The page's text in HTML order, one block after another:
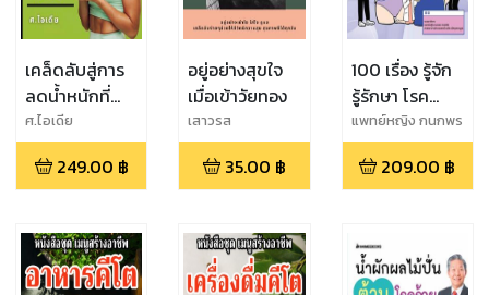
เคล็ดลับสู่การ
ลดน้ำหนักที่
ยั่งยืน
ศ.ไอเดีย
249.00 ฿
อยู่อย่างสุขใจ
เมื่อเข้าวัยทอง
เสาวรส
35.00 ฿
100 เรื่อง รู้จัก
รู้รักษา โรค
มะเร็งอวัยวะ
สืบพันธุ์และทาง
เดินปัสสาวะ
แพทย์หญิง กนกพร
ทอง
เลิศ,ศาสตราจารย์
นายแพทย์ ชวลิต
209.00 ฿